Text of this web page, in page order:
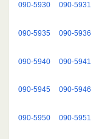
090-5930 090-5931
090-5935 090-5936
090-5940 090-5941
090-5945 090-5946
090-5950 090-5951